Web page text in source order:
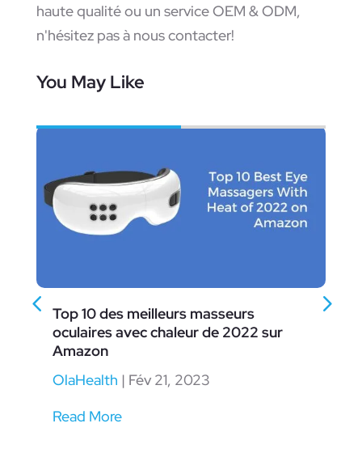
haute qualité ou un service OEM & ODM,
n'hésitez pas à nous contacter!
You May Like
Top 10 des meilleurs masseurs
oculaires avec chaleur de 2022 sur
Amazon
OlaHealth | Fév 21, 2023
Read More